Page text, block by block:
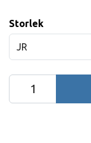
Storlek
JR